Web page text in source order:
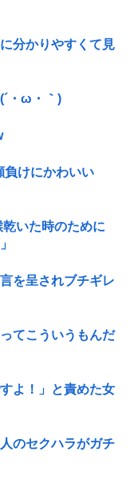
分かりやすくて見
・ω・｀)
負けにかわいい
いた時のために
を呈されブチギレ
てこういうもんだ
よ！」と責めた女
のセクハラがガチ